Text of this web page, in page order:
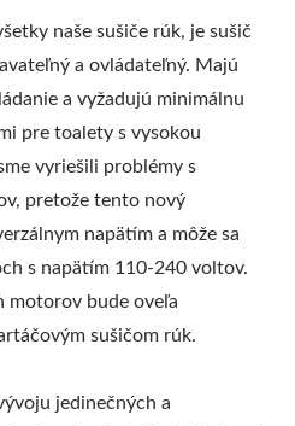
naše sušiče rúk, je sušič
a ovládateľný. Majú
a vyžadujú minimálnu
pre toalety s vysokou
vyriešili problémy s
pretože tento nový
napätím a môže sa
s napätím 110-240 voltov.
motorov bude oveľa
sušičom rúk.
jedinečných a